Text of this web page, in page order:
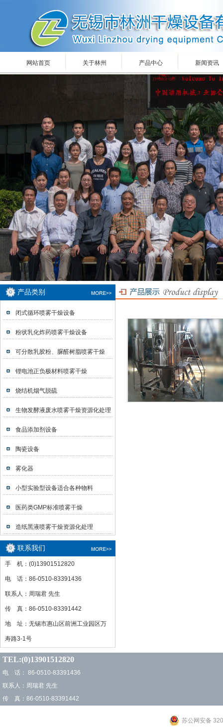
网站首页 关于林州 产品中心 新闻资讯
产品类别
闭式循环喷雾干燥设备
粉状乳化炸药喷雾干燥设备
可分散乳胶粉、脲醛树脂喷雾干燥
锂电池正负极材料喷雾干燥
烧结机烟气脱硫
生物发酵液废水喷雾干燥资源化处理
食品添加剂设备
陶瓷设备
雾化器
小型实验型设备适合各种物料
医药类GMP标准喷雾干燥
造纸黑液喷雾干燥资源化处理
联系我们
手 机：(0)13901512820
电 话：86-0510-83391436
联系人：周瑞君 先生
传 真：86-0510-83391442
地 址：无锡市惠山区前洲工业园区万
寿路3-1号
TEL:(0)13901512820
电 话： 86-0510-83391436
联系人：周瑞君 先生
传 真：86-0510-83391442
苏公网安备